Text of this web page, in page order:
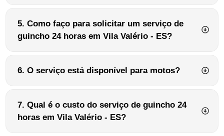
5. Como faço para solicitar um serviço de
guincho 24 horas em Vila Valério - ES?
6. O serviço está disponível para motos?
7. Qual é o custo do serviço de guincho 24
horas em Vila Valério - ES?